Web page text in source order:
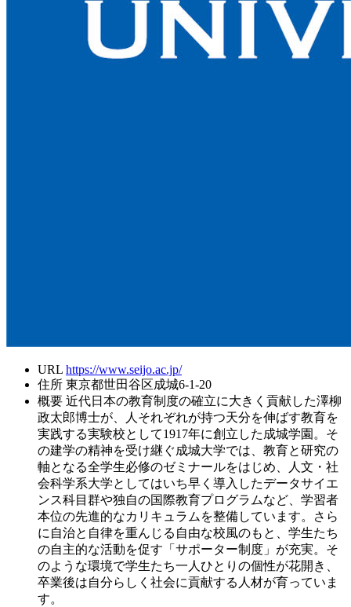
URL https://www.seijo.ac.jp/
住所 東京都世田谷区成城6-1-20
概要 近代日本の教育制度の確立に大きく貢献した澤柳
政太郎博士が、人それぞれが持つ天分を伸ばす教育を
実践する実験校として1917年に創立した成城学園。そ
の建学の精神を受け継ぐ成城大学では、教育と研究の
軸となる全学生必修のゼミナールをはじめ、人文・社
会科学系大学としてはいち早く導入したデータサイエ
ンス科目群や独自の国際教育プログラムなど、学習者
本位の先進的なカリキュラムを整備しています。さら
に自治と自律を重んじる自由な校風のもと、学生たち
の自主的な活動を促す「サポーター制度」が充実。そ
のような環境で学生たち一人ひとりの個性が花開き、
卒業後は自分らしく社会に貢献する人材が育っていま
す。